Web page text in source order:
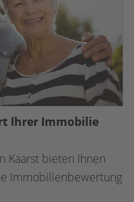
Ihrer Immobilie
Kaarst bieten Ihnen
Immobilienbewertung